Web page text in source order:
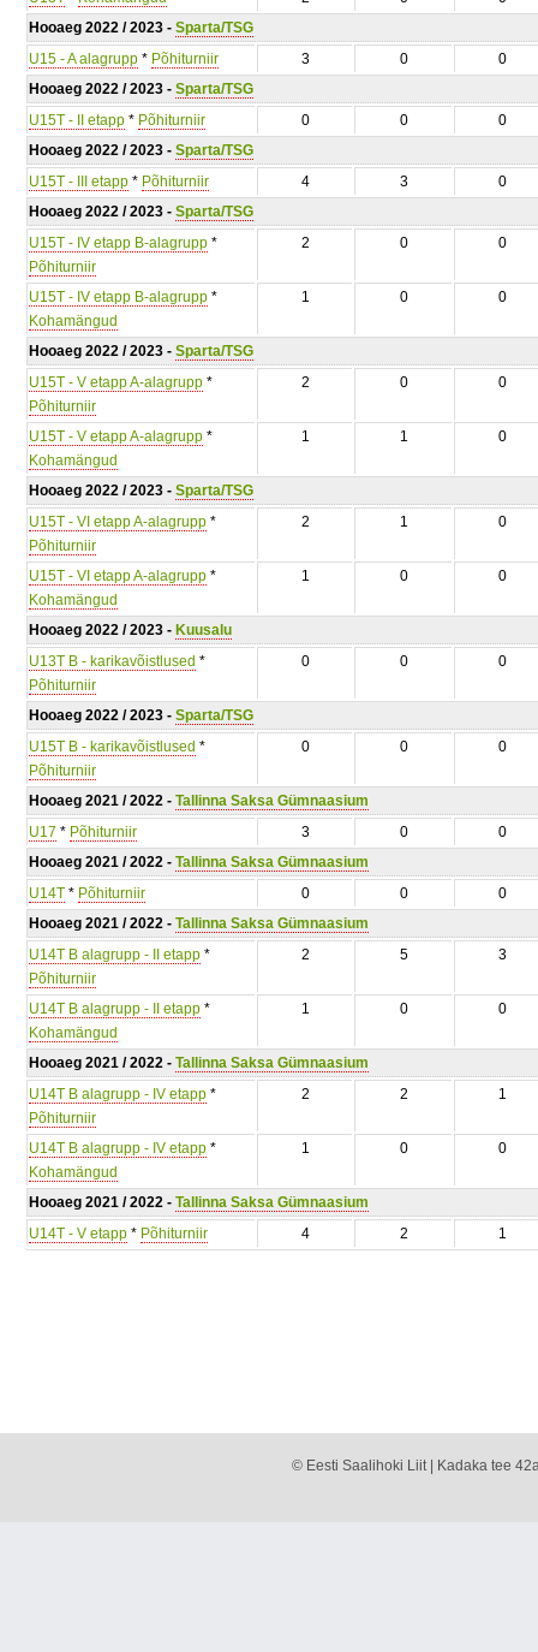
Hooaeg 2022 / 2023 - Sparta/TSG
U15 - A alagrupp * Põhiturniir 3 0
0
Hooaeg 2022 / 2023 - Sparta/TSG
U15T - II etapp * Põhiturniir 0 0
0
Hooaeg 2022 / 2023 - Sparta/TSG
U15T - III etapp * Põhiturniir 4 3
0
Hooaeg 2022 / 2023 - Sparta/TSG
U15T - IV etapp B-alagrupp *
Põhiturniir
2 0 0
U15T - IV etapp B-alagrupp *
Kohamängud
1 0 0
Hooaeg 2022 / 2023 - Sparta/TSG
U15T - V etapp A-alagrupp *
Põhiturniir
2 0 0
U15T - V etapp A-alagrupp *
Kohamängud
1 1 0
Hooaeg 2022 / 2023 - Sparta/TSG
U15T - VI etapp A-alagrupp *
Põhiturniir
2 1 0
U15T - VI etapp A-alagrupp *
Kohamängud
1 0 0
Hooaeg 2022 / 2023 - Kuusalu
U13T B - karikavõistlused *
Põhiturniir
0 0 0
Hooaeg 2022 / 2023 - Sparta/TSG
U15T B - karikavõistlused *
Põhiturniir
0 0 0
Hooaeg 2021 / 2022 - Tallinna Saksa Gümnaasium
U17 * Põhiturniir 3 0
0
Hooaeg 2021 / 2022 - Tallinna Saksa Gümnaasium
U14T * Põhiturniir 0 0
0
Hooaeg 2021 / 2022 - Tallinna Saksa Gümnaasium
U14T B alagrupp - II etapp *
Põhiturniir
2 5 3
U14T B alagrupp - II etapp *
Kohamängud
1 0 0
Hooaeg 2021 / 2022 - Tallinna Saksa Gümnaasium
U14T B alagrupp - IV etapp *
Põhiturniir
2 2 1
U14T B alagrupp - IV etapp *
Kohamängud
1 0 0
Hooaeg 2021 / 2022 - Tallinna Saksa Gümnaasium
U14T - V etapp * Põhiturniir 4 2 1
© Eesti Saalihoki Liit | Kadaka tee